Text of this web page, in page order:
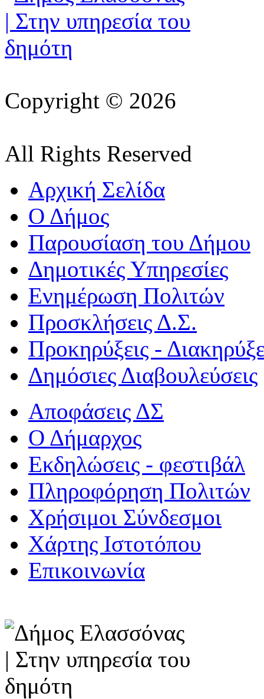
Copyright © 2026
All Rights Reserved
Αρχική Σελίδα
Ο Δήμος
Παρουσίαση του Δήμου
Δημοτικές Υπηρεσίες
Ενημέρωση Πολιτών
Προσκλήσεις Δ.Σ.
Προκηρύξεις -
Δημόσιες Διαβουλεύσεις
Αποφάσεις ΔΣ
Ο Δήμαρχος
Εκδηλώσεις - φεστιβάλ
Πληροφόρηση Πολιτών
Χρήσιμοι Σύνδεσμοι
Χάρτης Ιστοτόπου
Επικοινωνία